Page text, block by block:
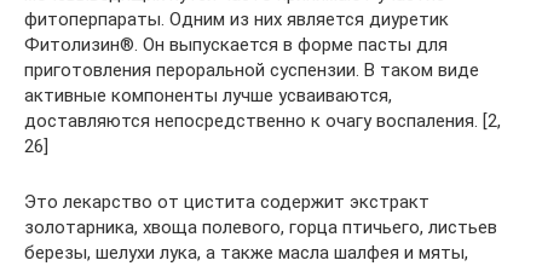
фитоперпараты. Одним из них является диуретик
Фитолизин®. Он выпускается в форме пасты для
приготовления пероральной суспензии. В таком виде
активные компоненты лучше усваиваются,
доставляются непосредственно к очагу воспаления. [2,
26]
Это лекарство от цистита содержит экстракт
золотарника, хвоща полевого, горца птичьего, листьев
березы, шелухи лука, а также масла шалфея и мяты,